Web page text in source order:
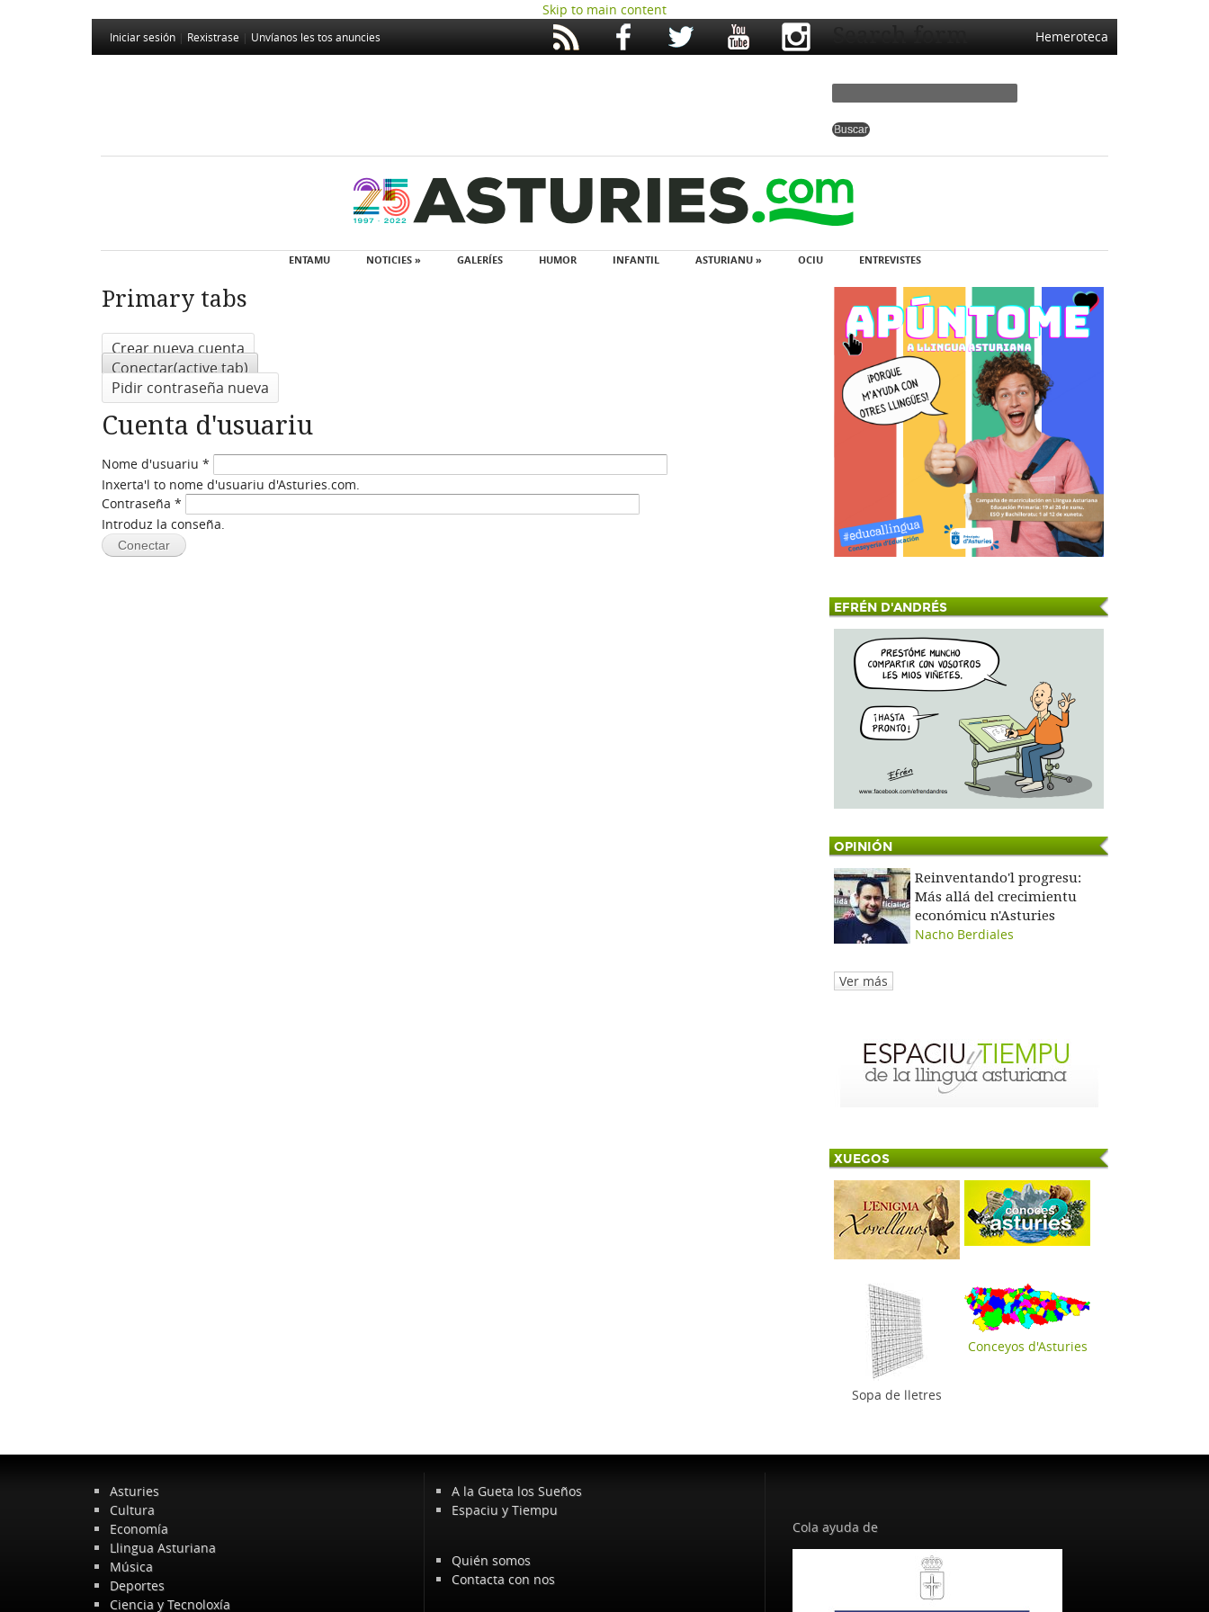
Skip to main content
Iniciar sesión Rexistrase Unvíanos les tos anuncies Hemeroteca
Search form
ENTAMU NOTICIES » GALERÍES HUMOR INFANTIL ASTURIANU » OCIU ENTREVISTES
Primary tabs
Crear nueva cuenta
Conectar(active tab)
Pidir contraseña nueva
Cuenta d'usuariu
Nome d'usuariu *
Inxerta'l to nome d'usuariu d'Asturies.com.
Contraseña *
Introduz la conseña.
EFRÉN D'ANDRÉS
OPINIÓN
Reinventando'l progresu:
Más allá del crecimientu
económicu n'Asturies
Nacho Berdiales
Ver más
XUEGOS
Sopa de lletres
Conceyos d'Asturies
Asturies
Cultura
Economía
Llingua Asturiana
Música
Deportes
Ciencia y Tecnoloxía
A la Gueta los Sueños
Espaciu y Tiempu
Quién somos
Contacta con nos
Cola ayuda de